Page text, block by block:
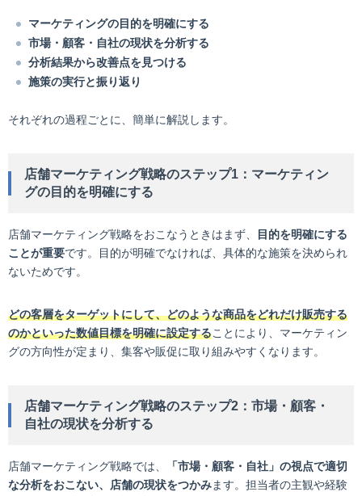
マーケティングの目的を明確にする
市場・顧客・自社の現状を分析する
分析結果から改善点を見つける
施策の実行と振り返り
それぞれの過程ごとに、簡単に解説します。
店舗マーケティング戦略のステップ1：マーケティン
グの目的を明確にする
店舗マーケティング戦略をおこなうときはまず、
目的を明確にする
ことが重要です。目的が明確でなければ、具体的な施策を決められ
ないためです。
どの客層をターゲットにして、どのような商品をどれだけ販売する
のかといった数値目標を明確に設定することにより、マーケティン
グの方向性が定まり、集客や販促に取り組みやすくなります。
店舗マーケティング戦略のステップ2：市場・顧客・
自社の現状を分析する
店舗マーケティング戦略では、
「市場・顧客・自社」の視点で適切
な分析をおこない、店舗の現状をつかみます。担当者の主観や経験